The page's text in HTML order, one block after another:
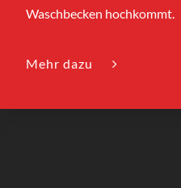
Waschbecken hochkommt.
Mehr dazu